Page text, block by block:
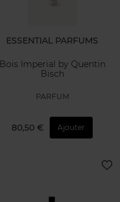
ESSENTIAL PARFUMS
Bois Imperial by Quentin
Bisch
PARFUM
80,50 € Ajouter